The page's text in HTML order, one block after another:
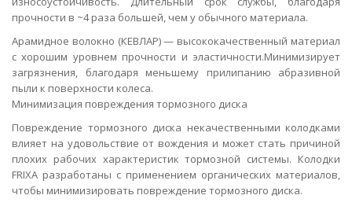
прочности в ~4 раза большей, чем у обычного материала.
Арамидное волокно (КЕВЛАР) — высококачественный материал
с хорошим уровнем прочности и эластичности.Минимизирует
загрязнения, благодаря меньшему прилипанию абразивной
пыли к поверхности колеса.
Минимизация повреждения тормозного диска
Повреждение тормозного диска некачественными колодками
влияет на удовольствие от вождения и может стать причиной
плохих рабочих характеристик тормозной системы. Колодки
FRIXA разработаны с применением органических материалов,
чтобы минимизировать повреждение тормозного диска.